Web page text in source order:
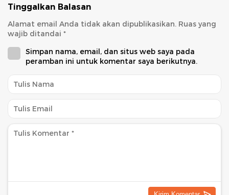
Tinggalkan Balasan
Alamat email Anda tidak akan dipublikasikan. Ruas yang
wajib ditandai *
Simpan nama, email, dan situs web saya pada
peramban ini untuk komentar saya berikutnya.